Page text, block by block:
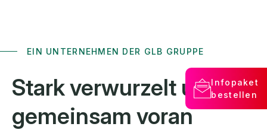
EIN UNTERNEHMEN DER GLB GRUPPE
Stark verwurzelt und
gemeinsam voran
Infopaket
bestellen